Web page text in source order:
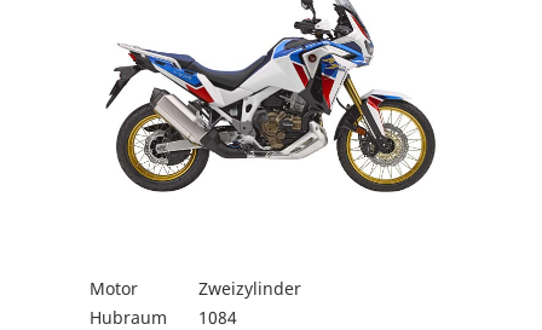
Motor
Zweizylinder
Hubraum
1084